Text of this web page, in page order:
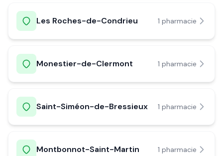
Les Roches-de-Condrieu 1 pharmacie
Monestier-de-Clermont 1 pharmacie
Saint-Siméon-de-Bressieux 1 pharmacie
Montbonnot-Saint-Martin 1 pharmacie